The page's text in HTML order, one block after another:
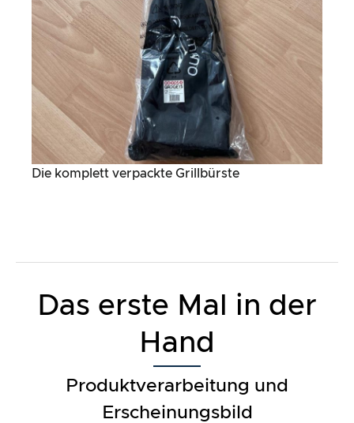
Die komplett verpackte Grillbürste
Das erste Mal in der
Hand
Produktverarbeitung und
Erscheinungsbild